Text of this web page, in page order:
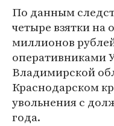
По данным
четыре взятки
миллионов
оперативниками
Владимирской
Краснодарском
увольнения с
года.